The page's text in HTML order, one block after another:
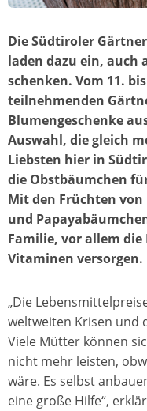
Die Südtiroler
laden dazu ein, auch
schenken. Vom 11.
teilnehmenden
Blumengeschenke
Auswahl, die gleich
Liebsten hier in
die Obstbäumchen
Mit den Früchten
und
Familie, vor allem
Vitaminen versorgen.
„Die
weltweiten Krisen und
Viele Mütter können
nicht mehr leisten,
wäre. Es selbst
eine große Hilfe“,